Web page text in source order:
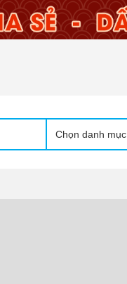
Chọn danh mục